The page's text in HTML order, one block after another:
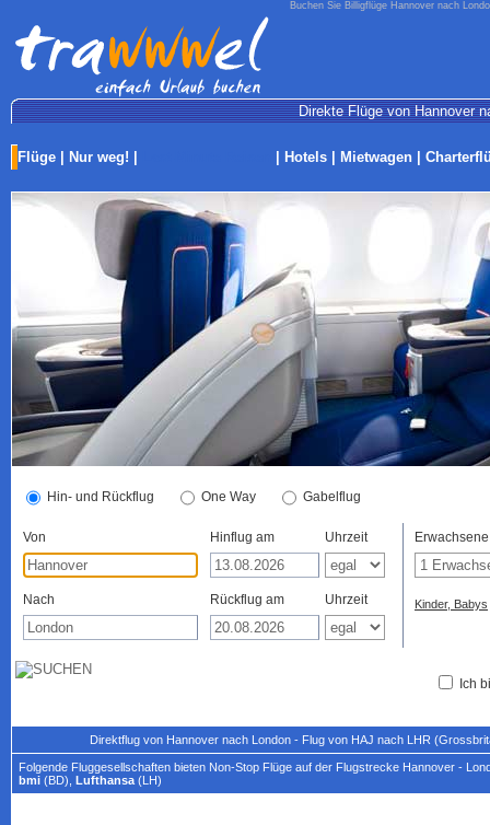
Buchen Sie Billigflüge Hannover nach
Direkte Flüge von Hannover
Flüge Nur weg! Hotels Mietwagen
Hin- und Rückflug One Way Gabelflug
Von Hinflug am Uhrzeit
Nach Rückflug am Uhrzeit
Erwachsene
Kinder, Babys
Ich
Direktflug von Hannover nach London - Flug von HAJ nach LHR
Folgende Fluggesellschaften bieten Non-Stop Flüge auf der Flugstrecke Hannover -
bmi (BD), Lufthansa (LH)